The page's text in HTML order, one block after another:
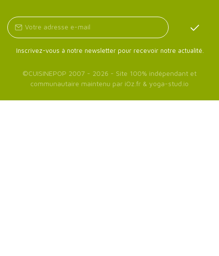
Inscrivez-vous à notre newsletter pour recevoir notre actualité.
©CUISINEPOP 2007 - 2026 - Site 100% indépendant et
communautaire maintenu par iOz.fr & yoga-stud.io